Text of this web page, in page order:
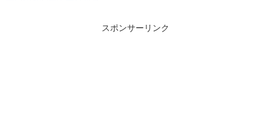
スポンサーリンク